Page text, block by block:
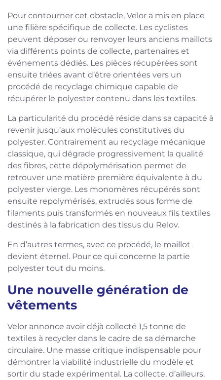
Pour contourner cet obstacle, Velor a mis en place
une filière spécifique de collecte. Les cyclistes
peuvent déposer ou renvoyer leurs anciens maillots
via différents points de collecte, partenaires et
événements dédiés. Les pièces récupérées sont
ensuite triées avant d’être orientées vers un
procédé de recyclage chimique capable de
récupérer le polyester contenu dans les textiles.
La particularité du procédé réside dans sa capacité à
revenir jusqu’aux molécules constitutives du
polyester. Contrairement au recyclage mécanique
classique, qui dégrade progressivement la qualité
des fibres, cette dépolymérisation permet de
retrouver une matière première équivalente à du
polyester vierge. Les monomères récupérés sont
ensuite repolymérisés, extrudés sous forme de
filaments puis transformés en nouveaux fils textiles
destinés à la fabrication des tissus du Relov.
En d’autres termes, avec ce procédé, le maillot
devient éternel. Pour ce qui concerne la partie
polyester tout du moins.
Une nouvelle génération de
vêtements
Velor annonce avoir déjà collecté 1,5 tonne de
textiles à recycler dans le cadre de sa démarche
circulaire. Une masse critique indispensable pour
démontrer la viabilité industrielle du modèle et
sortir du stade expérimental. La collecte, d’ailleurs,